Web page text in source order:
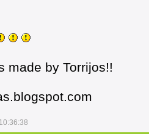
made by Torrijos!!